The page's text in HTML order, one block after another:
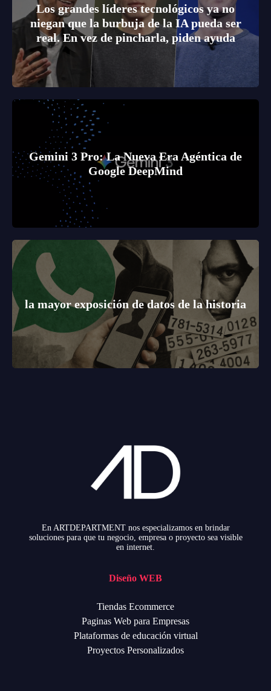
Los grandes líderes tecnológicos ya no
niegan que la burbuja de la IA pueda ser
real. En vez de pincharla, piden ayuda
Gemini 3 Pro: La Nueva Era Agéntica de
Google DeepMind
la mayor exposición de datos de la historia
En ARTDEPARTMENT nos especializamos en brindar
soluciones para que tu negocio, empresa o proyecto sea visible
en internet.
Diseño WEB
Tiendas Ecommerce
Paginas Web para Empresas
Plataformas de educación virtual
Proyectos Personalizados